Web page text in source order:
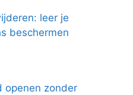
leer je
beschermen
openen zonder